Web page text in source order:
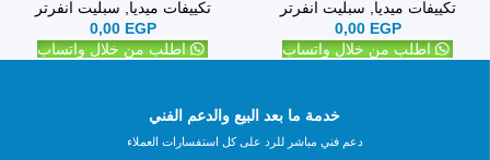
تكييفات ميديا
سبليت انفرتر
0,00 EGP
اطلب من خلال واتساب
تكييفات ميديا
سبليت انفرتر
0,00 EGP
اطلب من خلال واتساب
خدمة ما بعد البيع والدعم الفني
دعم فني مباشر للرد على كل استفسارات العملاء